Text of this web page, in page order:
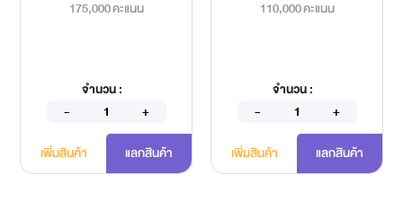
175,000 คะแนน
จำนวน :
เพิ่มสินค้า แลกสินค้า
110,000 คะแนน
จำนวน :
เพิ่มสินค้า แลกสินค้า